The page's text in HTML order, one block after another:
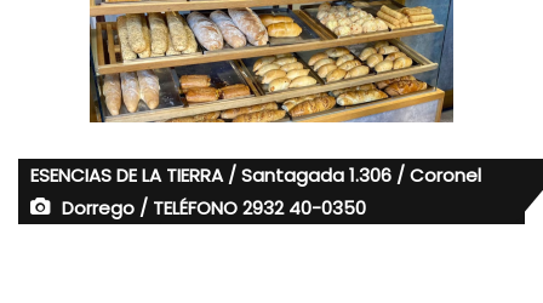
ESENCIAS DE LA TIERRA / Santagada 1.306 / Coronel
Dorrego / TELÉFONO 2932 40-0350